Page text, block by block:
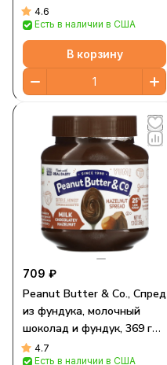
4.6
Есть в наличии в США
В корзину
709 ₽
Peanut Butter & Co., Спред
из фундука, молочный
шоколад и фундук, 369 г
(13 унций)
4.7
Есть в наличии в США